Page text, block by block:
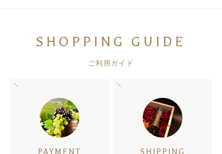
SHOPPING GUIDE
ご利用ガイド
PAYMENT SHIPPING